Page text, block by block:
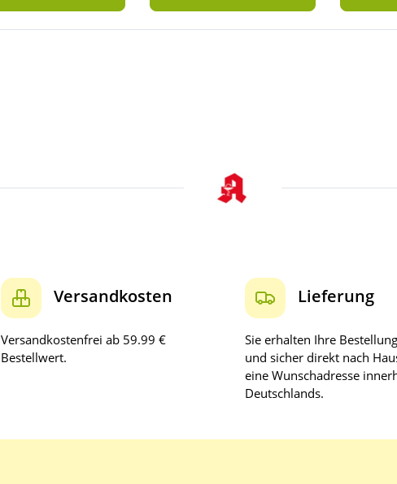
Versandkosten
Versandkostenfrei ab 59.99 €
Bestellwert.
Lieferung
Sie erhalten Ihre
und sicher direkt nach
eine Wunschadresse
Deutschlands.